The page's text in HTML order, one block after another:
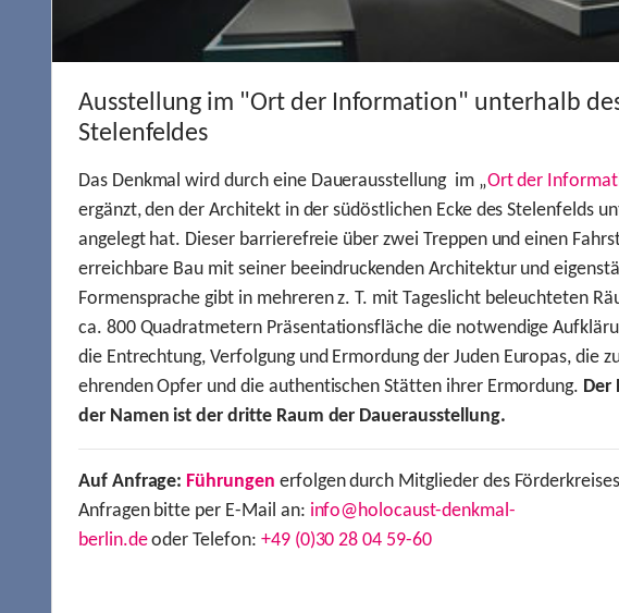
Ausstellung im "Ort der Information" unterhalb
Stelenfeldes
Das Denkmal wird durch eine Dauerausstellung im „Ort der
ergänzt, den der Architekt in der südöstlichen Ecke des Stelenfelds
angelegt hat. Dieser barrierefreie über zwei Treppen und einen
erreichbare Bau mit seiner beeindruckenden Architektur und
Formensprache gibt in mehreren z. T. mit Tageslicht beleuchteten
ca. 800 Quadratmetern Präsentationsfläche die notwendige
die Entrechtung, Verfolgung und Ermordung der Juden Europas, die
ehrenden Opfer und die authentischen Stätten ihrer Ermordung. Der
der Namen ist der dritte Raum der Dauerausstellung.
Auf Anfrage: Führungen erfolgen durch Mitglieder des
Anfragen bitte per E-Mail an: info@holocaust-denkmal-
berlin.deoder Telefon: +49 (0)30 28 04 59-60